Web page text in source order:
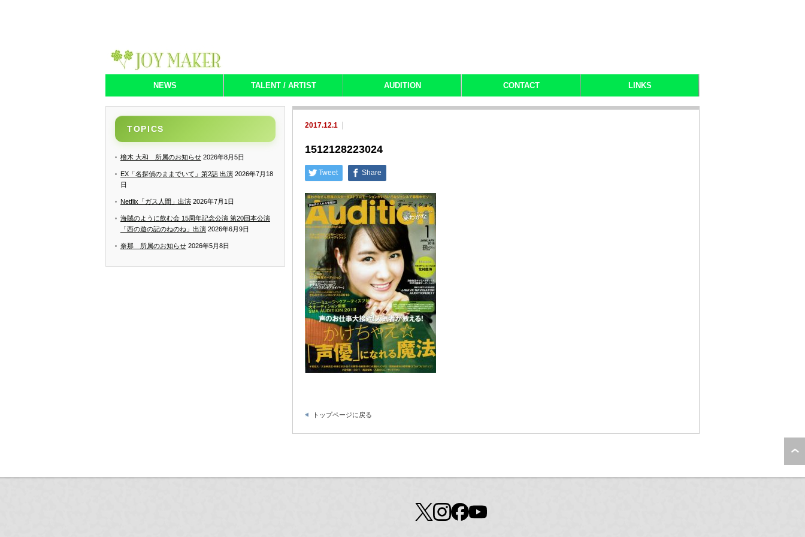
NEWS TALENT / ARTIST AUDITION CONTACT LINKS
2017.12.1
1512128223024
Tweet Share
トップページに戻る
TOPICS
檜木 大和 所属のお知らせ 2026年8月5日
EX「名探偵のままでいて」第2話 出演 2026年7月18
日
Netflix「ガス人間」出演 2026年7月1日
海賊のように飲む会 15周年記念公演 第20回本公演
「西の遊の記のねのね」出演 2026年6月9日
奈那 所属のお知らせ 2026年5月8日